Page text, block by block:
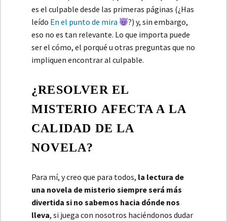
es el culpable desde las primeras páginas (¿Has
leído En el punto de mira
?) y, sin embargo,
eso no es tan relevante. Lo que importa puede
ser el cómo, el porqué u otras preguntas que no
impliquen encontrar al culpable.
¿RESOLVER EL
MISTERIO AFECTA A LA
CALIDAD DE LA
NOVELA?
Para mí, y creo que para todos, la lectura de
una novela de misterio siempre será más
divertida si no sabemos hacia dónde nos
lleva, si juega con nosotros haciéndonos dudar